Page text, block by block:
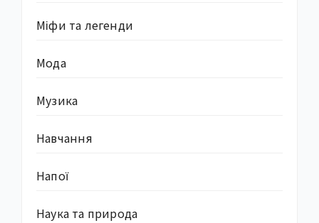
Міфи та легенди
Мода
Музика
Навчання
Напої
Наука та природа